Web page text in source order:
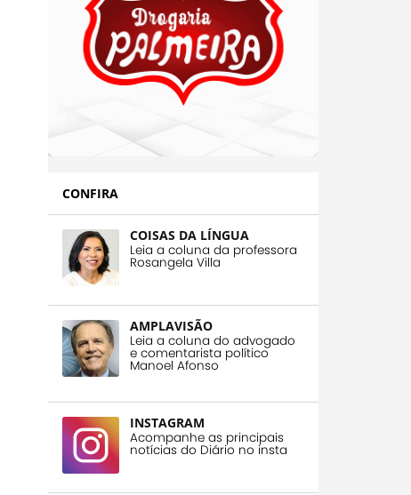
CONFIRA
COISAS DA LÍNGUA
Leia a coluna da professora
Rosangela Villa
AMPLAVISÃO
Leia a coluna do advogado
e comentarista político
Manoel Afonso
INSTAGRAM
Acompanhe as principais
notícias do Diário no insta